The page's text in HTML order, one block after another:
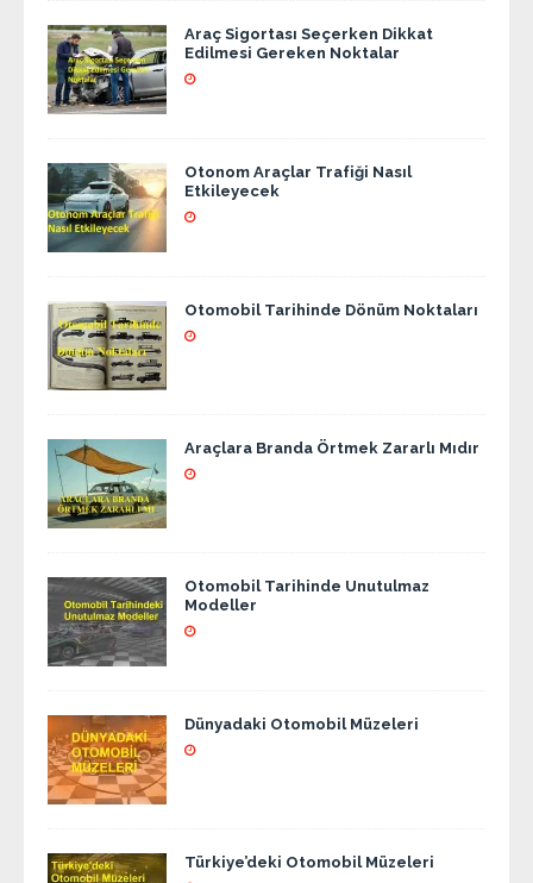
Araç Sigortası Seçerken Dikkat
Edilmesi Gereken Noktalar
Otonom Araçlar Trafiği Nasıl
Etkileyecek
Otomobil Tarihinde Dönüm Noktaları
Araçlara Branda Örtmek Zararlı Mıdır
Otomobil Tarihinde Unutulmaz
Modeller
Dünyadaki Otomobil Müzeleri
Türkiye’deki Otomobil Müzeleri